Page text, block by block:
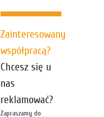
Zainteresowany
współpracą?
Chcesz się u
nas
reklamować?
Zapraszamy do